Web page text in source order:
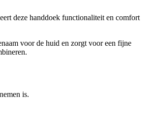
deze handdoek functionaliteit en comfort
voor de huid en zorgt voor een fijne
is.